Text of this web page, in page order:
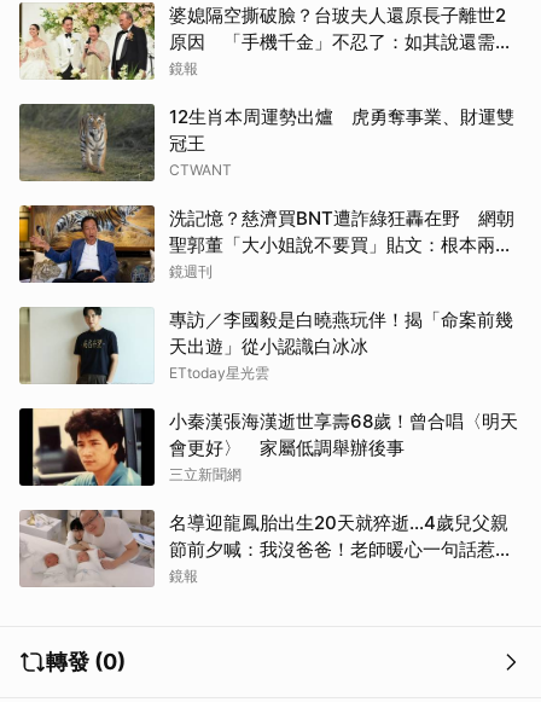
婆媳隔空撕破臉？台玻夫人還原長子離世2
原因 「手機千金」不忍了：如其說還需要
離開嗎？
鏡報
12生肖本周運勢出爐 虎勇奪事業、財運雙
冠王
CTWANT
洗記憶？慈濟買BNT遭詐綠狂轟在野 網朝
聖郭董「大小姐說不要買」貼文：根本兩碼
事
鏡週刊
專訪／李國毅是白曉燕玩伴！揭「命案前幾
天出遊」從小認識白冰冰
ETtoday星光雲
小秦漢張海漢逝世享壽68歲！曾合唱〈明天
會更好〉 家屬低調舉辦後事
三立新聞網
名導迎龍鳳胎出生20天就猝逝...4歲兒父親
節前夕喊：我沒爸爸！老師暖心一句話惹哭
遺孀
鏡報
轉發 (0)